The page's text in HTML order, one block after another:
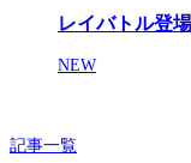
レイバトル登
NEW
記事一覧